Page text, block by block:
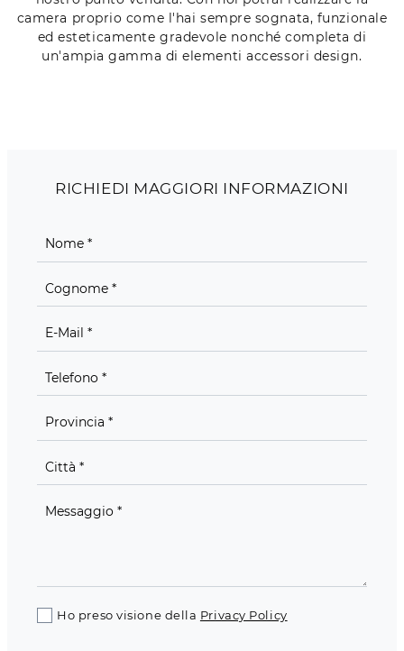
camera proprio come l'hai sempre sognata, funzionale
ed esteticamente gradevole nonché completa di
un'ampia gamma di elementi accessori design.
RICHIEDI MAGGIORI INFORMAZIONI
Ho preso visione della Privacy Policy